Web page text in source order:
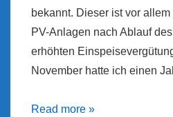
bekannt. Dieser ist vor
PV-Anlagen nach Ablauf
erhöhten
November hatte ich einen
Marktwert
Read more »